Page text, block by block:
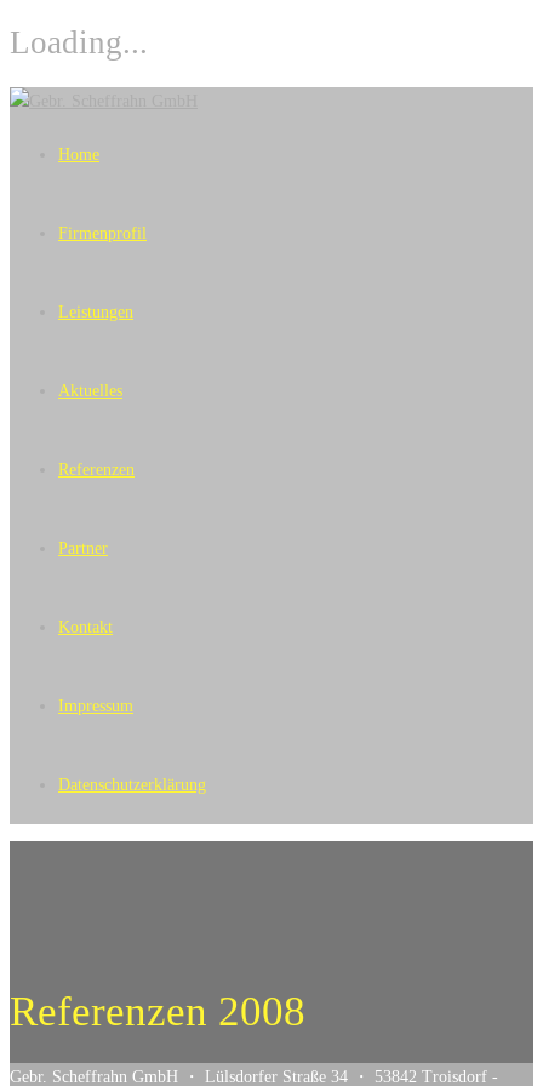
Loading...
Skip
Home
Firmenprofil
Leistungen
Aktuelles
Referenzen
Partner
Kontakt
Impressum
Datenschutzerklärung
Referenzen 2008
Gebr. Scheffrahn GmbH ・ Lülsdorfer Straße 34 ・ 53842 Troisdorf -